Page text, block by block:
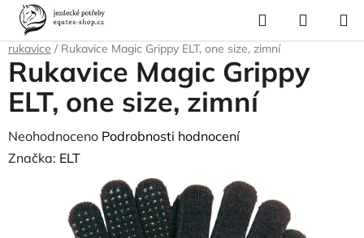
Přejít
obsah
Hledat
KOŠÍK
Domů
Pro jezdce
rukavice / Rukavice Magic Grippy ELT, one size, zimní
Rukavice Magic Grippy
ELT, one size, zimní
Průměrné
hodnocení
Neohodnoceno Podrobnosti hodnocení
Značka: ELT